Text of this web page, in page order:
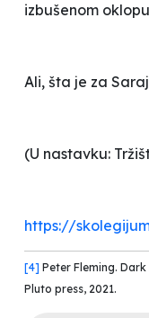
izbušenom
Ali, šta je za
(U nastavku:
https://
[4] Peter Fleming.
Pluto press, 2021.